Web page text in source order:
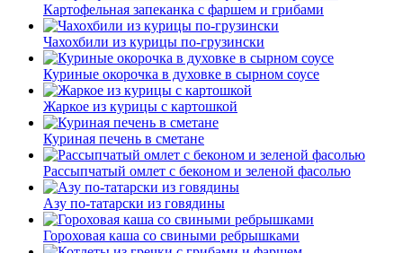
Картофельная запеканка с фаршем и грибами
Чахохбили из курицы по-грузински
Куриные окорочка в духовке в сырном соусе
Жаркое из курицы с картошкой
Куриная печень в сметане
Рассыпчатый омлет с беконом и зеленой фасолью
Азу по-татарски из говядины
Гороховая каша со свиными ребрышками